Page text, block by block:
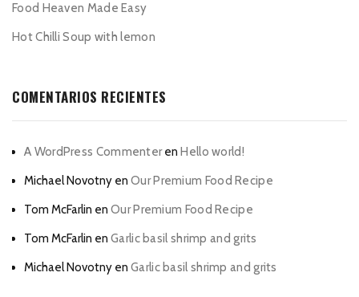
Food Heaven Made Easy
Hot Chilli Soup with lemon
COMENTARIOS RECIENTES
A WordPress CommenterenHello world!
Michael Novotny en Our Premium Food Recipe
Tom McFarlin en Our Premium Food Recipe
Tom McFarlin en Garlic basil shrimp and grits
Michael Novotny en Garlic basil shrimp and grits